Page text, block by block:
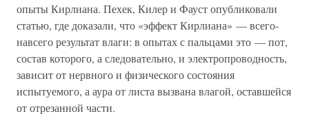
опыты Кирлиана. Пехек, Килер и Фауст опубликовали
статью, где доказали, что «эффект Кирлиана» — всего-
навсего результат влаги: в опытах с пальцами это — пот,
состав которого, а следовательно, и электропроводность,
зависит от нервного и физического состояния
испытуемого, а аура от листа вызвана влагой, оставшейся
от отрезанной части.